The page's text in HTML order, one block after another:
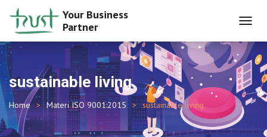
Your Business
Partner
sustainable living
Home Materi ISO 9001:2015 sustainable living